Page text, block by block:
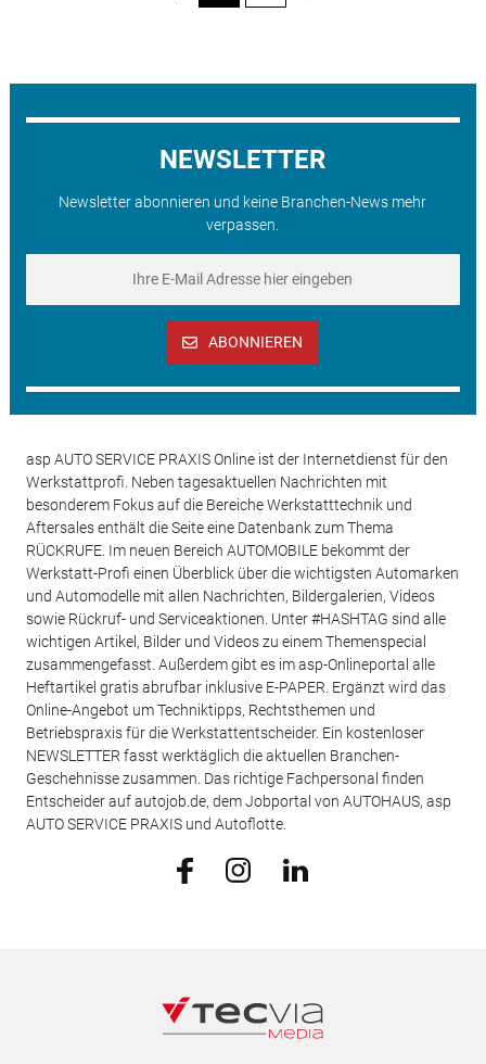
NEWSLETTER
Newsletter abonnieren und keine Branchen-News mehr
verpassen.
ABONNIEREN
asp AUTO SERVICE PRAXIS Online ist der Internetdienst für den
Werkstattprofi. Neben tagesaktuellen Nachrichten mit
besonderem Fokus auf die Bereiche Werkstatttechnik und
Aftersales enthält die Seite eine Datenbank zum Thema
RÜCKRUFE. Im neuen Bereich AUTOMOBILE bekommt der
Werkstatt-Profi einen Überblick über die wichtigsten Automarken
und Automodelle mit allen Nachrichten, Bildergalerien, Videos
sowie Rückruf- und Serviceaktionen. Unter #HASHTAG sind alle
wichtigen Artikel, Bilder und Videos zu einem Themenspecial
zusammengefasst. Außerdem gibt es im asp-Onlineportal alle
Heftartikel gratis abrufbar inklusive E-PAPER. Ergänzt wird das
Online-Angebot um Techniktipps, Rechtsthemen und
Betriebspraxis für die Werkstattentscheider. Ein kostenloser
NEWSLETTER fasst werktäglich die aktuellen Branchen-
Geschehnisse zusammen. Das richtige Fachpersonal finden
Entscheider auf autojob.de, dem Jobportal von AUTOHAUS, asp
AUTO SERVICE PRAXIS und Autoflotte.